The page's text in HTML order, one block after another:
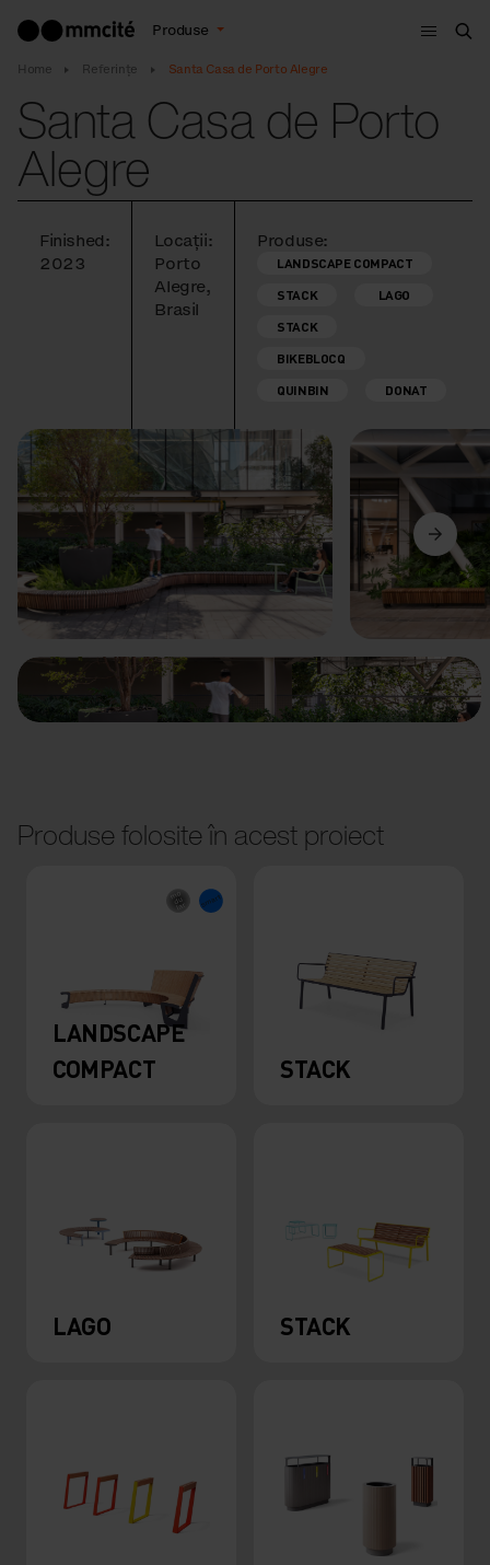
Produse
Meniu
Home Referințe Santa Casa de Porto Alegre
Santa Casa de Porto
Alegre
Finished:
2023
Locații:
Porto
Alegre,
Brasil
Produse:
LANDSCAPE COMPACT
STACK
LAGO
STACK
BIKEBLOCQ
QUINBIN
DONAT
Anterior Următorul
Produse folosite în acest proiect
LANDSCAPE
COMPACT
STACK
LAGO STACK